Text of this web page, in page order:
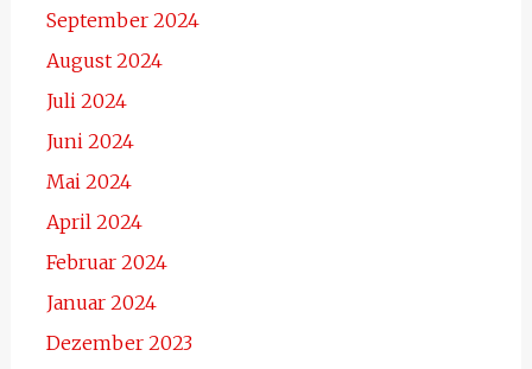
September 2024
August 2024
Juli 2024
Juni 2024
Mai 2024
April 2024
Februar 2024
Januar 2024
Dezember 2023